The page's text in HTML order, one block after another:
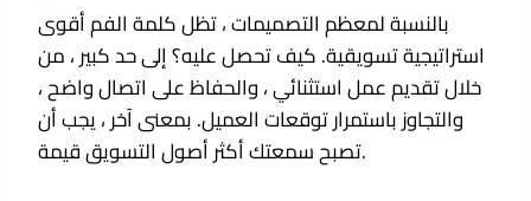
بالنسبة لمعظم التصميمات ، تظل كلمة الفم أقوى
استراتيجية تسويقية. كيف تحصل عليه؟ إلى حد كبير ، من
خلال تقديم عمل استثنائي ، والحفاظ على اتصال واضح ،
والتجاوز باستمرار توقعات العميل. بمعنى آخر ، يجب أن
تصبح سمعتك أكثر أصول التسويق قيمة.